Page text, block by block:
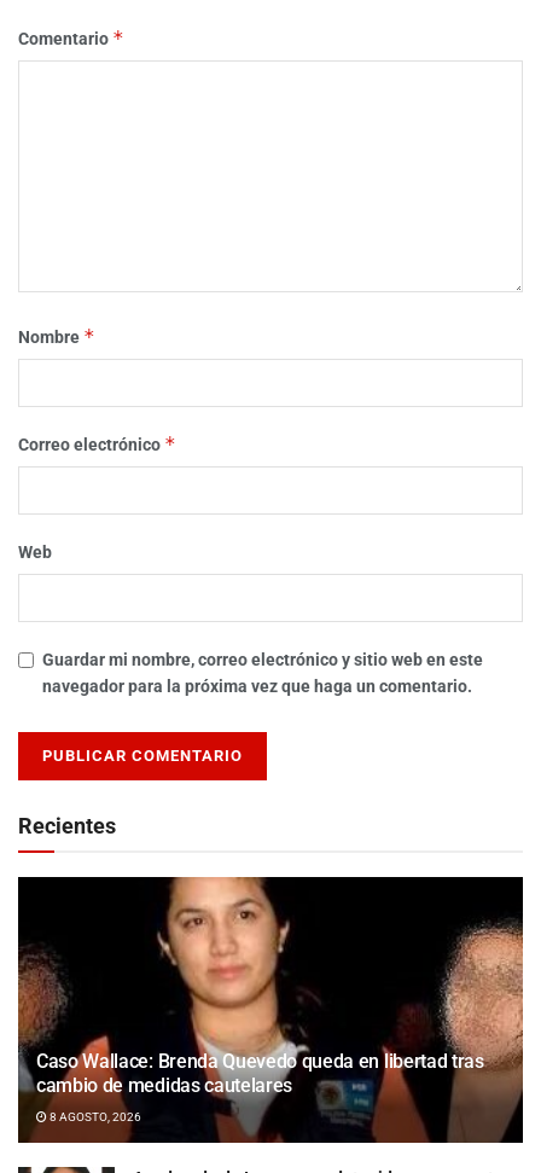
Comentario *
Nombre *
Correo electrónico *
Web
Guardar mi nombre, correo electrónico y sitio web en este
navegador para la próxima vez que haga un comentario.
Recientes
Caso Wallace: Brenda Quevedo queda en libertad tras
cambio de medidas cautelares
8 AGOSTO, 2026